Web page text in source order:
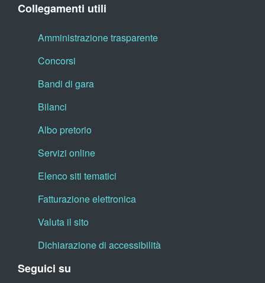
Collegamenti utili
Amministrazione trasparente
Concorsi
Bandi di gara
Bilanci
Albo pretorio
Servizi online
Elenco siti tematici
Fatturazione elettronica
Valuta il sito
Dichiarazione di accessibilità
Seguici su